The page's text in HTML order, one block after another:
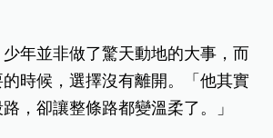
年並非做了驚天動地的大事，而
時候，選擇沒有離開。「他其實
，卻讓整條路都變溫柔了。」